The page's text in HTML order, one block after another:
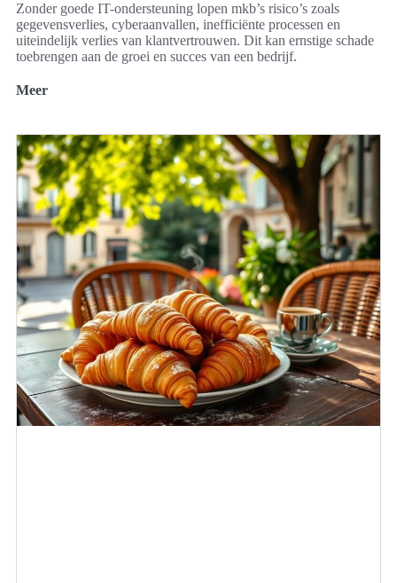
Zonder goede IT-ondersteuning lopen mkb’s risico’s zoals
gegevensverlies, cyberaanvallen, inefficiënte processen en
uiteindelijk verlies van klantvertrouwen. Dit kan ernstige schade
toebrengen aan de groei en succes van een bedrijf.
Meer